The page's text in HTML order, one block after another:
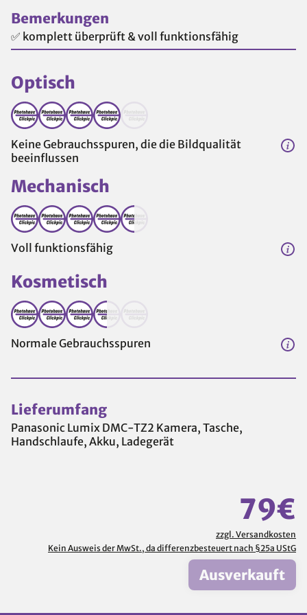
Bemerkungen
✅ komplett überprüft & voll funktionsfähig
Optisch
Keine Gebrauchsspuren, die die Bildqualität
beeinflussen
Mechanisch
Voll funktionsfähig
Kosmetisch
Normale Gebrauchsspuren
Lieferumfang
Panasonic Lumix DMC-TZ2 Kamera, Tasche,
Handschlaufe, Akku, Ladegerät
79€
zzgl. Versandkosten
Kein Ausweis der MwSt., da differenzbesteuert nach §25a UStG
Ausverkauft